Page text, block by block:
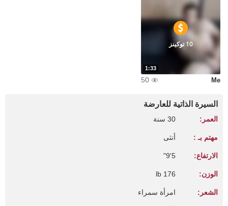
1:33
10 توكينز
Me
50
السيرة الذاتية للعارضة
العمر: 30 سنة
مهتم بـ : أنثى
الارتفاع: 5'9"
الوزن: 176 lb
الشعر: امرأة سمراء